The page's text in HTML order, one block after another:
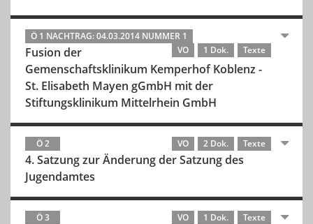
Ö 1 NACHTRAG: 04.03.2014 NUMMER 1
VO
1 Dok. Texte
Fusion der
Gemenschaftsklinikum Kemperhof Koblenz -
St. Elisabeth Mayen gGmbH mit der
Stiftungsklinikum Mittelrhein GmbH
Ö 2 VO 2 Dok. Texte
4. Satzung zur Änderung der Satzung des
Jugendamtes
Ö 3 VO 1 Dok. Texte